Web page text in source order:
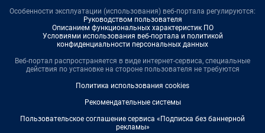
Особенности эксплуатации (использования) веб-портала регулируются:
Руководством пользователя
Описанием функциональных характеристик ПО
Условиями использования веб-портала и политикой
конфиденциальности персональных данных
Веб-портал распространяется в виде интернет-сервиса, специальные
действия по установке на стороне пользователя не требуются
Политика использования cookies
Рекомендательные системы
Пользовательское соглашение сервиса «Подписка без баннерной
рекламы»